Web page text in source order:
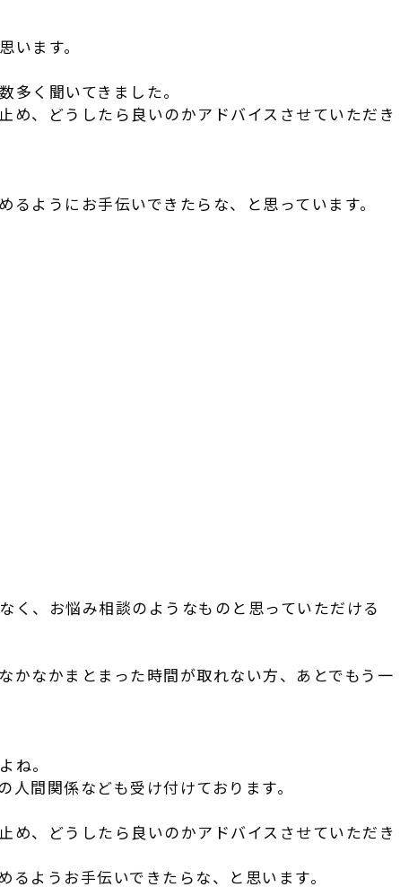
います。
多く聞いてきました。
め、どうしたら良いのかアドバイスさせていただき
ようにお手伝いできたらな、と思っています。
く、お悩み相談のようなものと思っていただける
かなかまとまった時間が取れない方、あとでもう一
ね。
間関係なども受け付けております。
め、どうしたら良いのかアドバイスさせていただき
ようお手伝いできたらな、と思います。